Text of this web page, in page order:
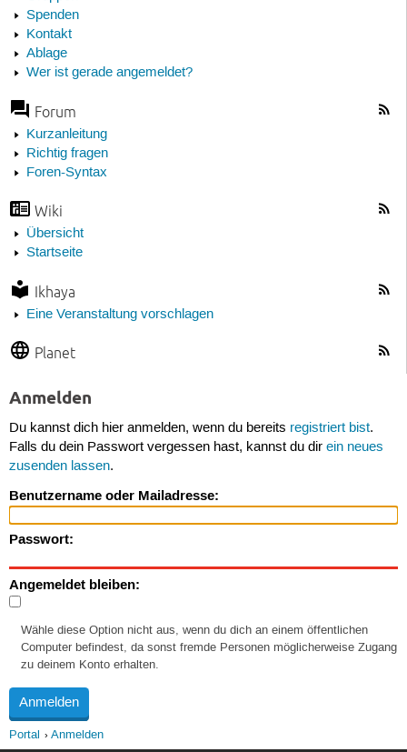
Spenden
Kontakt
Ablage
Wer ist gerade angemeldet?
Forum
Kurzanleitung
Richtig fragen
Foren-Syntax
Wiki
Übersicht
Startseite
Ikhaya
Eine Veranstaltung vorschlagen
Planet
Anmelden
Du kannst dich hier anmelden, wenn du bereits registriert bist.
Falls du dein Passwort vergessen hast, kannst du dir ein neues
zusenden lassen.
Benutzername oder Mailadresse:
Passwort:
Angemeldet bleiben:
Wähle diese Option nicht aus, wenn du dich an einem öffentlichen
Computer befindest, da sonst fremde Personen möglicherweise Zugang
zu deinem Konto erhalten.
Portal Anmelden